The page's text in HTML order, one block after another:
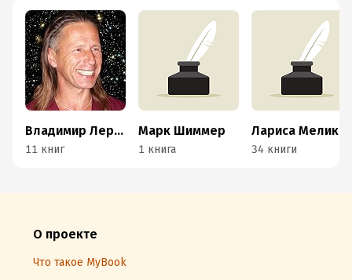
Владимир Лермонтов
11 книг
Марк Шиммер
1 книга
Лариса Мелик
34 книги
О проекте
Что такое MyBook